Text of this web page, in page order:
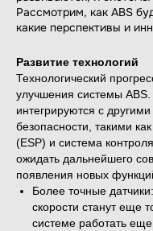
Рассмотрим, как ABS
какие перспективы и
Развитие технологий
Технологический
улучшения системы
интегрируются с
безопасности, такими
(ESP) и система
ожидать дальнейшего
появления новых
Более точные
скорости станут еще
системе работать